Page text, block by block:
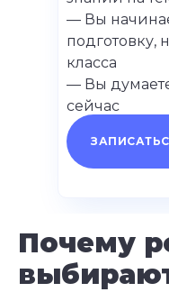
— Вы
подготовку,
класса
— Вы
сейчас
Почему